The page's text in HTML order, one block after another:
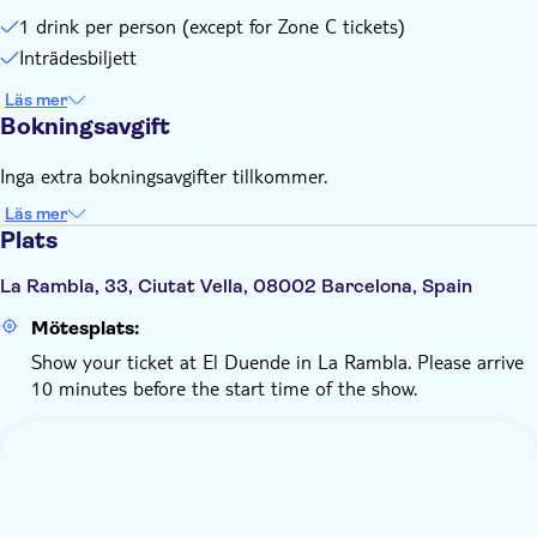
1 drink per person (except for Zone C tickets)
Inträdesbiljett
Läs mer
Bokningsavgift
Inga extra bokningsavgifter tillkommer.
Läs mer
Plats
La Rambla, 33, Ciutat Vella, 08002 Barcelona, Spain
Mötesplats:
Show your ticket at El Duende in La Rambla. Please arrive
10 minutes before the start time of the show.